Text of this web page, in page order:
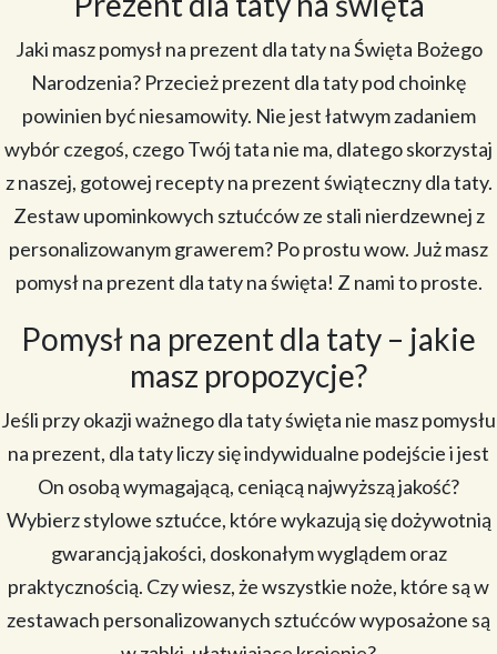
Jaki masz pomysł na prezent dla taty na Święta Bożego
Narodzenia? Przecież prezent dla taty pod choinkę
powinien być niesamowity. Nie jest łatwym zadaniem
wybór czegoś, czego Twój tata nie ma, dlatego skorzystaj
z naszej, gotowej recepty na prezent świąteczny dla taty.
Zestaw upominkowych sztućców ze stali nierdzewnej z
personalizowanym grawerem? Po prostu wow. Już masz
pomysł na prezent dla taty na święta! Z nami to proste.
Pomysł na prezent dla taty – jakie
masz propozycje?
Jeśli przy okazji ważnego dla taty święta nie masz pomysłu
na prezent, dla taty liczy się indywidualne podejście i jest
On osobą wymagającą, ceniącą najwyższą jakość?
Wybierz stylowe sztućce, które wykazują się dożywotnią
gwarancją jakości, doskonałym wyglądem oraz
praktycznością. Czy wiesz, że wszystkie noże, które są w
zestawach personalizowanych sztućców wyposażone są